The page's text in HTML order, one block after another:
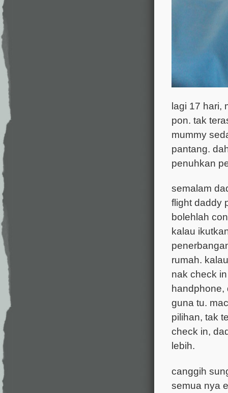
lagi 17 hari,
pon. tak
mummy
pantang.
penuhkan
semalam
flight daddy
bolehlah
kalau
rumah.
nak check
handphone,
guna tu.
pilihan, tak
check in,
lebih.
canggih
semua nya